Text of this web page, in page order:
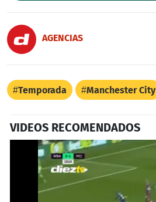
AGENCIAS
Temporada Manchester City
VIDEOS RECOMENDADOS